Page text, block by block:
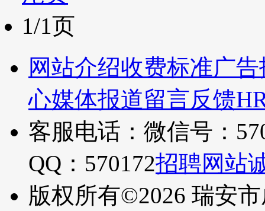
1/1页
网站介绍收费标准广
心媒体报道留言反馈
客服电话：微信号：
QQ：570172招聘网站
版权所有©2026 瑞安